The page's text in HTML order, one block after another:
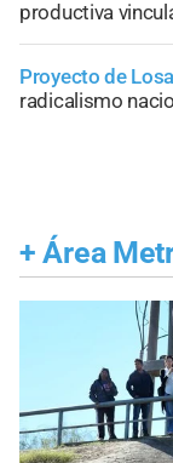
productiva
Proyecto de
radicalismo
+ Área